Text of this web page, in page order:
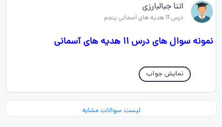
اتنا جبالبارزی
درس 11 هدیه های اسمانی پنجم
نمونه سوال های درس ۱۱ هدیه های آسمانی
نمایش جواب
لیست سوالات مشابه